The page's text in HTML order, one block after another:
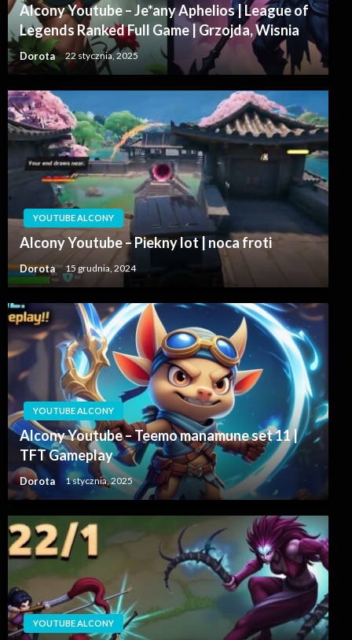
Alcony Youtube – Je*any Aphelios | League of
Legends Ranked Full Game | Grzojda, Wisnia
Dorota 22 stycznia, 2025
YOUTUBE ALCONY
Alcony Youtube – Piekny lot | noca froti
Dorota 15 grudnia, 2024
YOUTUBE ALCONY
Alcony Youtube – Teemo manamune set 11 |
TFT Gameplay
Dorota 1 stycznia, 2025
YOUTUBE ALCONY